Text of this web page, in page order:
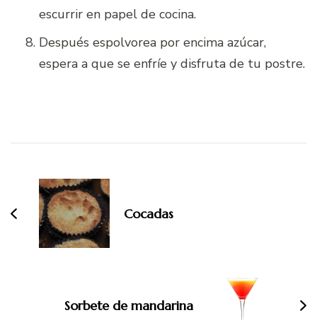
escurrir en papel de cocina.
Después espolvorea por encima azúcar,
espera a que se enfríe y disfruta de tu postre.
entradas
Cocadas
Sorbete de mandarina